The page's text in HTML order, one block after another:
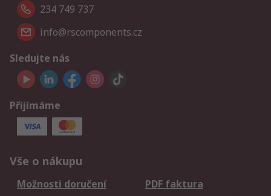
234 749 737
info@rscomponents.cz
Sledujte nás
Přijímáme
Vše o nákupu
Možnosti doručení
PDF faktura